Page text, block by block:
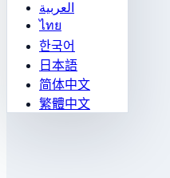
العربية
ไทย
한국어
日本語
简体中文
繁體中文